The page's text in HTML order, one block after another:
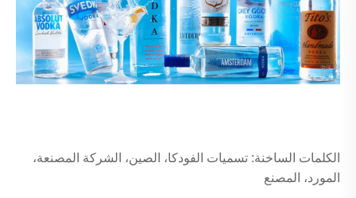
الكلمات الساخنة: تسميات الفودكا، الصين، الشركة المصنعة،
المورد، المصنع